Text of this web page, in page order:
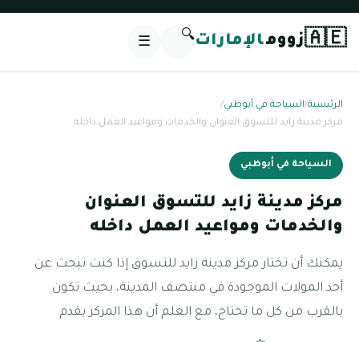
🇦🇪زوومالإمارات🔍
☰
الرئيسية/السياحة في أبوظبي/
مركز مدينة زايد للتسوق العنوان والخدمات ومواعيد العمل داخله
السياحة في أبوظبي
مركز مدينة زايد للتسوق العنوان
والخدمات ومواعيد العمل داخله
يمكنك أن تختار مركز مدينة زايد للتسوق إذا كنت تبحث عن
أحد المولات الموجودة في منتصف المدينة، بحيث تكون
بالقرب من كل ما تحتاج، مع العلم أن هذا المركز يقدم